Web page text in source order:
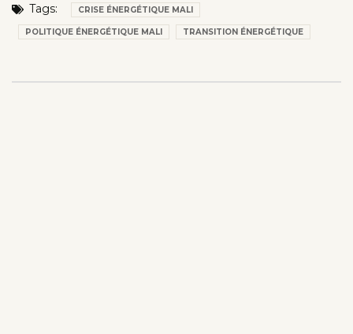
Tags: CRISE ÉNERGÉTIQUE MALI
POLITIQUE ÉNERGÉTIQUE MALI TRANSITION ÉNERGÉTIQUE